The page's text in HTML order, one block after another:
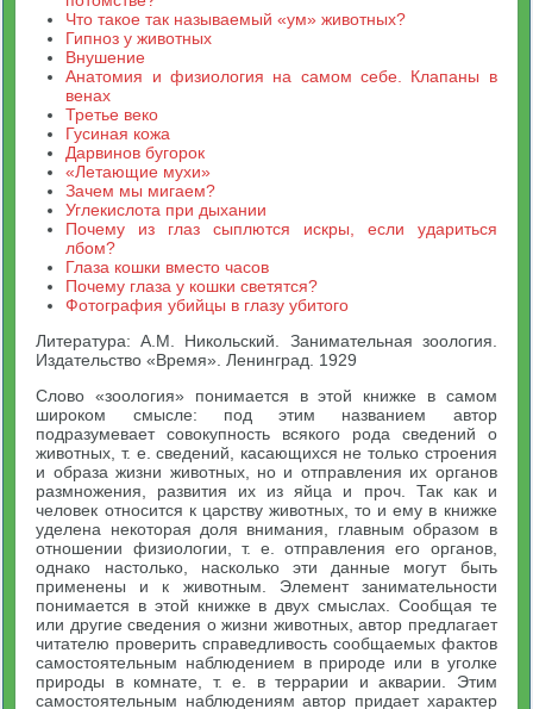
Что такое так называемый «ум» животных?
Гипноз у животных
Внушение
Анатомия и физиология на самом себе. Клапаны в
венах
Третье веко
Гусиная кожа
Дарвинов бугорок
«Летающие мухи»
Зачем мы мигаем?
Углекислота при дыхании
Почему из глаз сыплются искры, если удариться
лбом?
Глаза кошки вместо часов
Почему глаза у кошки светятся?
Фотография убийцы в глазу убитого
Литература: А.М. Никольский. Занимательная зоология.
Издательство «Время». Ленинград. 1929
Слово «зоология» понимается в этой книжке в самом
широком смысле: под этим названием автор
подразумевает совокупность всякого рода сведений о
животных, т. е. сведений, касающихся не только строения
и образа жизни животных, но и отправления их органов
размножения, развития их из яйца и проч. Так как и
человек относится к царству животных, то и ему в книжке
уделена некоторая доля внимания, главным образом в
отношении физиологии, т. е. отправления его органов,
однако настолько, насколько эти данные могут быть
применены и к животным. Элемент занимательности
понимается в этой книжке в двух смыслах. Сообщая те
или другие сведения о жизни животных, автор предлагает
читателю проверить справедливость сообщаемых фактов
самостоятельным наблюдением в природе или в уголке
природы в комнате, т. е. в террарии и акварии. Этим
самостоятельным наблюдениям автор придает характер